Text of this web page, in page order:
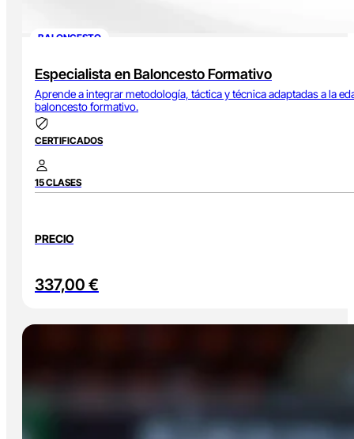
BALONCESTO
Especialista en Baloncesto Formativo
Aprende a integrar metodología, táctica y técnica adaptadas a la
baloncesto formativo.
CERTIFICADOS
15 CLASES
PRECIO
337,00 €